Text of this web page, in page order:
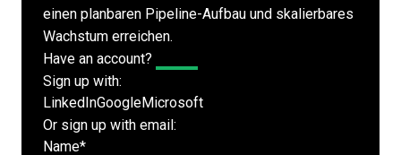
einen planbaren Pipeline-Aufbau und skalierbares
Wachstum erreichen.
Have an account?
Sign up with:
LinkedInGoogleMicrosoft
Or sign up with email:
Name*